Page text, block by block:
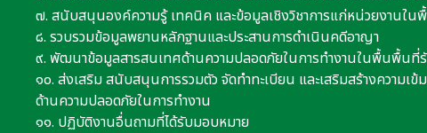
๗. สนับสนุนองค์ความรู้ เทคนิค และข้อมูลเชิงวิชาการแก่หน่วยงานใ
๘. รวบรวมข้อมูลพยานหลักฐานและประสานการดำเนินคดีอาญา
๙. พัฒนาข้อมูลสารสนเทศด้านความปลอดภัยในการทำงานในพื้นพื้นที่
๑๐. ส่งเสริม สนับสนุนการรวมตัว จัดทำทะเบียน และเสริมสร้างความเข้
ด้านความปลอดภัยในการทำงาน
๑๑. ปฏิบัติงานอื่นถามที่ได้รับมอบหมาย